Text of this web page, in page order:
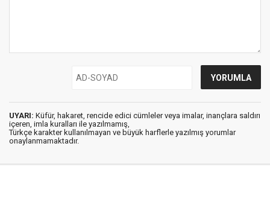
UYARI: Küfür, hakaret, rencide edici cümleler veya imalar, inançlara saldırı
içeren, imla kuralları ile yazılmamış,
Türkçe karakter kullanılmayan ve büyük harflerle yazılmış yorumlar
onaylanmamaktadır.